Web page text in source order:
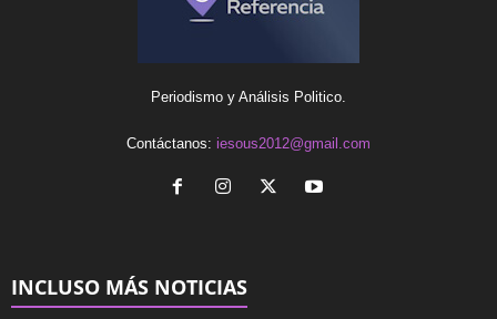
Periodismo y Análisis Politico.
Contáctanos: iesous2012@gmail.com
INCLUSO MÁS NOTICIAS